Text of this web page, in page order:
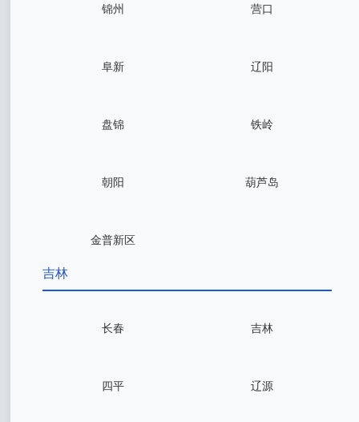
锦州 营口
阜新 辽阳
盘锦 铁岭
朝阳 葫芦岛
金普新区
吉林
长春 吉林
四平 辽源